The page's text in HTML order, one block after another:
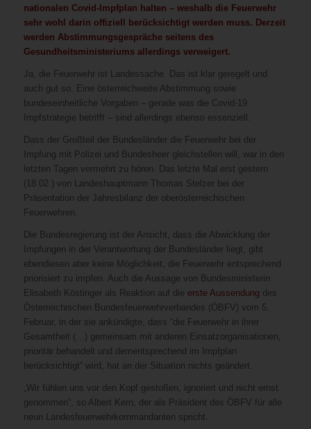
nationalen Covid -Impfplan halten – weshalb die Feuerwehr
sehr wohl darin offiziell berücksichtigt werden muss. Derzeit
werden Abstimmungsgespräche seitens des
Gesundheitsministeriums allerdings verweigert.
Ja, die Feuerwehr ist Landessache. Das ist klar geregelt und
auch gut so. Eine österreichweite Abstimmung sowie
bundeseinheitliche Vorgaben – gerade was die Covid-19
Impfstrategie betrifft – sind allerdings ebenso essenziell.
Dass der Großteil der Bundesländer die Feuerwehr bei der
Impfung mit Polizei und Bundesheer gleichstellen will, war in den
letzten Tagen vermehrt zu hören. Das letzte Mal erst gestern
(18.02.) von Landeshauptmann Thomas Stelzer bei der
Präsentation der Jahresbilanz der oberösterreichischen
Feuerwehren.
Die Bundesregierung ist der Ansicht, dass die Abwicklung der
Impfungen in der Verantwortung der Bundesländer liegt, gibt
ebendiesen aber keine Möglichkeit, die Feuerwehr entsprechend
priorisiert zu impfen. Auch die Aussage von Bundesministerin
Elisabeth Köstinger als Reaktion auf die erste Aussendung des
Österreichischen Bundesfeuerwehrverbandes (ÖBFV) vom 5.
Februar, in der sie ankündigte, dass “die Feuerwehr in ihrer
Gesamtheit (…) gemeinsam mit anderen Einsatzorganisationen,
prioritär behandelt und dementsprechend im Impfplan
berücksichtigt” wird, hat an der Situation nichts geändert.
„Wir fühlen uns vor den Kopf gestoßen, ignoriert und nicht ernst
genommen“, so Albert Kern, der als Präsident des ÖBFV für alle
neun Landesfeuerwehrkommandanten spricht.